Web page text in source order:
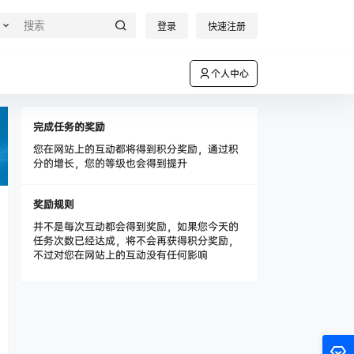
登录 快速注册
个人中心
完成任务的奖励
您在网站上的互动都将得到积分奖励，通过积
分的增长，您的等级也会得到提升
奖励规则
并不是每次互动都会得到奖励，如果您今天的
任务次数已经达成，将不会再获得积分奖励，
不过对您在网站上的互动没有任何影响